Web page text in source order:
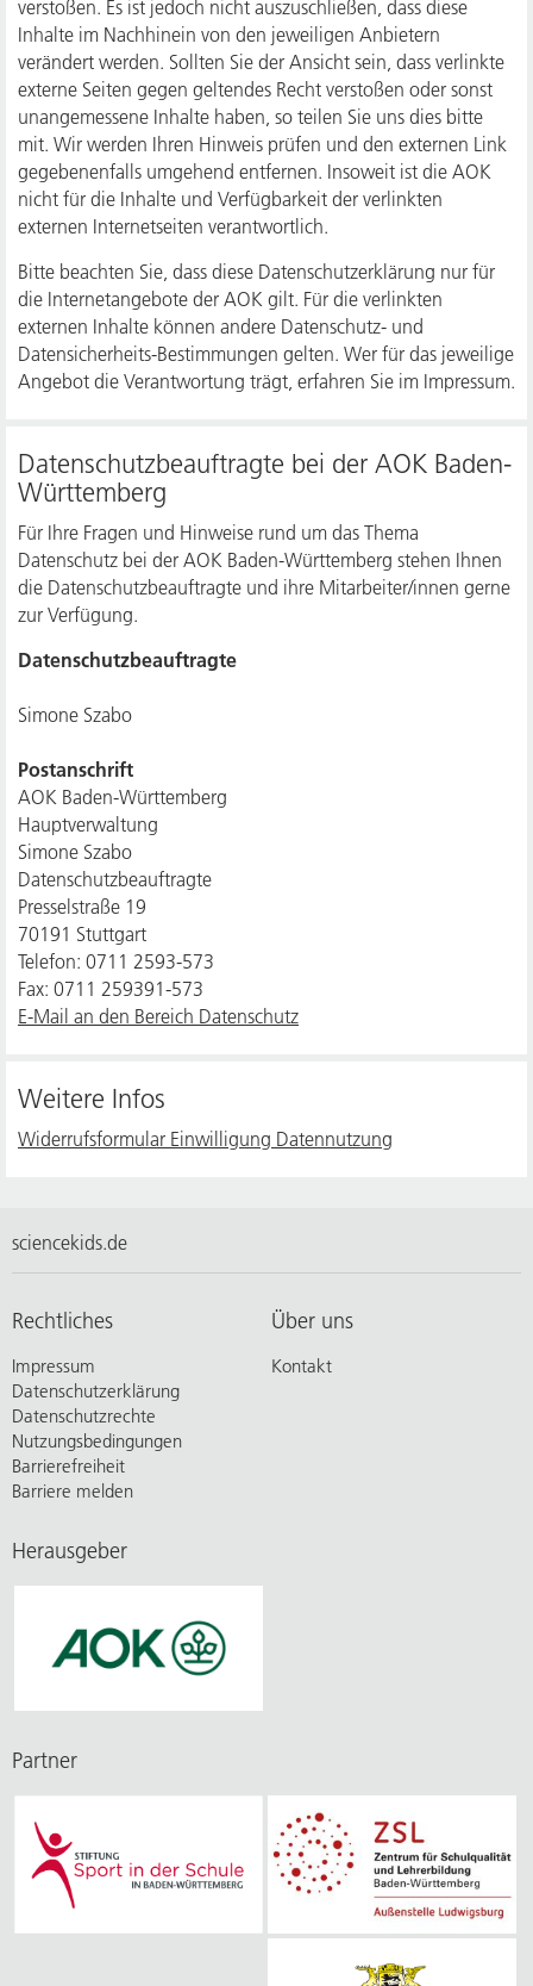
verstoßen. Es ist jedoch nicht auszuschließen, dass diese
Inhalte im Nachhinein von den jeweiligen Anbietern
verändert werden. Sollten Sie der Ansicht sein, dass verlinkte
externe Seiten gegen geltendes Recht verstoßen oder sonst
unangemessene Inhalte haben, so teilen Sie uns dies bitte
mit. Wir werden Ihren Hinweis prüfen und den externen Link
gegebenenfalls umgehend entfernen. Insoweit ist die AOK
nicht für die Inhalte und Verfügbarkeit der verlinkten
externen Internetseiten verantwortlich.
Bitte beachten Sie, dass diese Datenschutzerklärung nur für
die Internetangebote der AOK gilt. Für die verlinkten
externen Inhalte können andere Datenschutz- und
Datensicherheits-Bestimmungen gelten. Wer für das jeweilige
Angebot die Verantwortung trägt, erfahren Sie im Impressum.
Datenschutzbeauftragte bei der AOK Baden-
Württemberg
Für Ihre Fragen und Hinweise rund um das Thema
Datenschutz bei der AOK Baden-Württemberg stehen Ihnen
die Datenschutzbeauftragte und ihre Mitarbeiter/innen gerne
zur Verfügung.
Datenschutzbeauftragte
Simone Szabo
Postanschrift
AOK Baden-Württemberg
Hauptverwaltung
Simone Szabo
Datenschutzbeauftragte
Presselstraße 19
70191 Stuttgart
Telefon: 0711 2593-573
Fax: 0711 259391-573
E-Mail an den Bereich Datenschutz
Weitere Infos
Widerrufsformular Einwilligung Datennutzung
sciencekids.de
Rechtliches
Impressum
Datenschutzerklärung
Datenschutzrechte
Nutzungsbedingungen
Barrierefreiheit
Barriere melden
Über uns
Kontakt
Herausgeber
Partner